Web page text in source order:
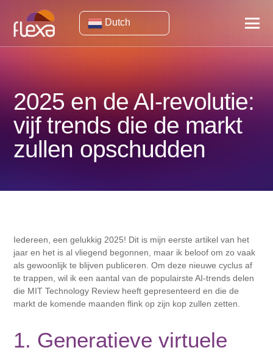
Dutch
2025 en de AI-revolutie:
vijf trends die de markt
zullen opschudden
Iedereen, een gelukkig 2025! Dit is mijn eerste artikel van het
jaar en het is al vliegend begonnen, maar ik beloof om zo vaak
als gewoonlijk te blijven publiceren. Om deze nieuwe cyclus af
te trappen, wil ik een aantal van de populairste AI-trends delen
die MIT Technology Review heeft gepresenteerd en die de
markt de komende maanden flink op zijn kop zullen zetten.
1. Generatieve virtuele